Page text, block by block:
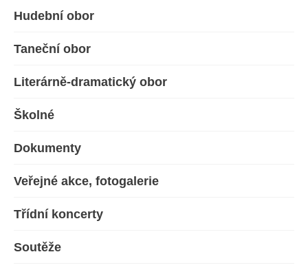
Hudební obor
Taneční obor
Literárně-dramatický obor
Školné
Dokumenty
Veřejné akce, fotogalerie
Třídní koncerty
Soutěže